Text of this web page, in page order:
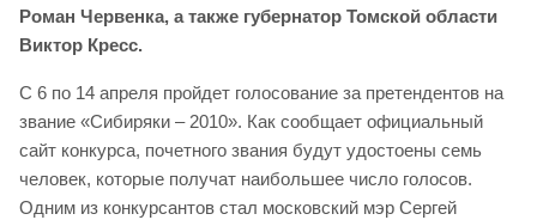
Роман Червенка, а также губернатор Томской области
Виктор Кресс.
С 6 по 14 апреля пройдет голосование за претендентов на
звание «Сибиряки – 2010». Как сообщает официальный
сайт конкурса, почетного звания будут удостоены семь
человек, которые получат наибольшее число голосов.
Одним из конкурсантов стал московский мэр Сергей